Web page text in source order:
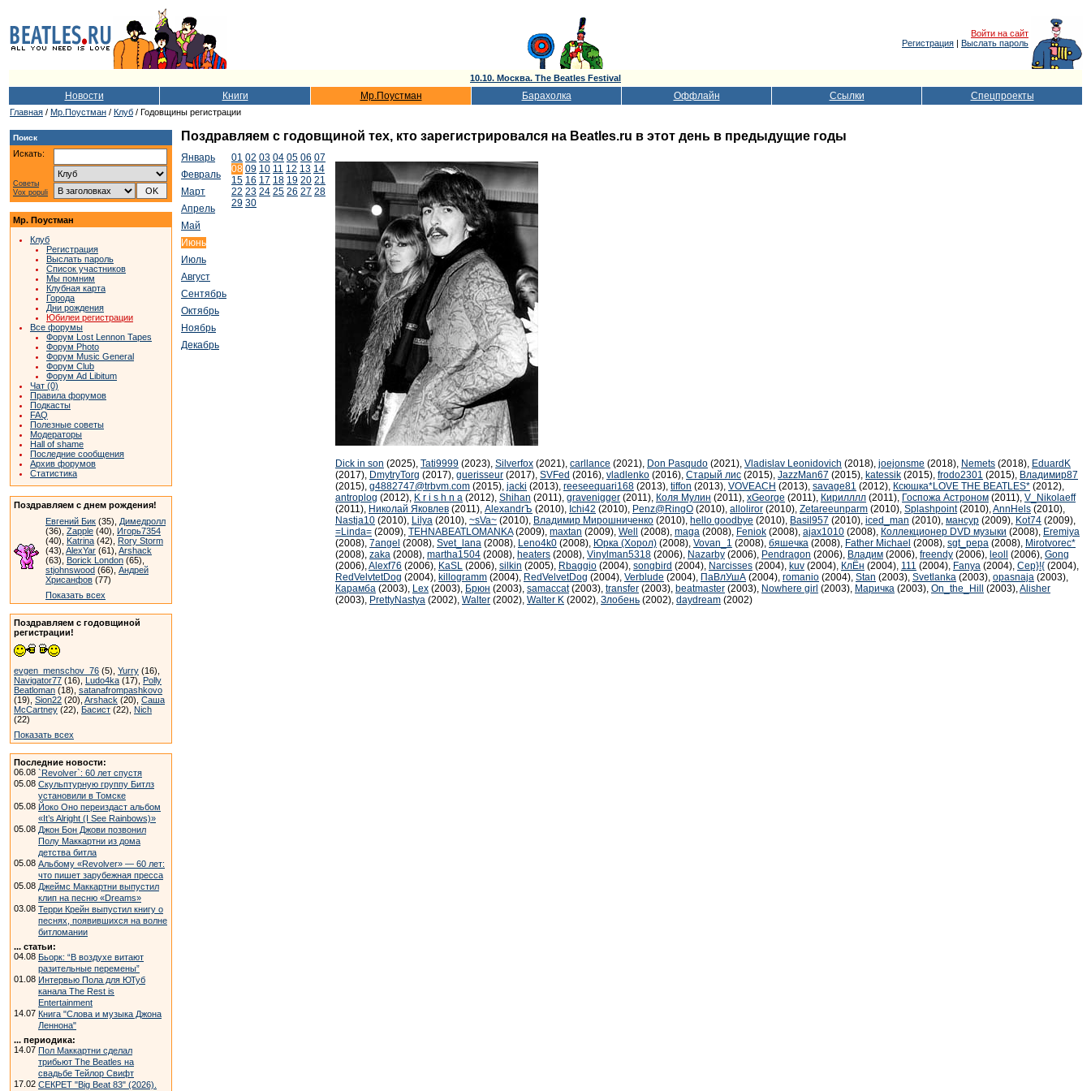
Войти на сайт
Регистрация | Выслать пароль
10.10. Москва. The Beatles Festival
Новости Книги Мр.Поустман Барахолка Оффлайн Ссылки Спецпроекты
Главная / Мр.Поустман / Клуб / Годовщины регистрации
Поиск
Искать:
Советы
Vox populi
Мр. Поустман
Клуб
Регистрация
Выслать пароль
Список участников
Мы помним
Клубная карта
Города
Дни рождения
Юбилеи регистрации
Все форумы
Форум Lost Lennon Tapes
Форум Photo
Форум Music General
Форум Club
Форум Ad Libitum
Чат (0)
Правила форумов
Подкасты
FAQ
Полезные советы
Модераторы
Hall of shame
Последние сообщения
Архив форумов
Статистика
Поздравляем с днем рождения!
Евгений Бик (35), Димедролл
(36), Zapple (40), Игорь7354
(40), Katrina (42), Rory Storm
(43), AlexYar (61), Arshack
(63), Borick London (65),
stjohnswood (66), Андрей
Хрисанфов (77)
Показать всех
Поздравляем с годовщиной
регистрации!
evgen_menschov_76 (5), Yurry (16),
Navigator77 (16), Ludo4ka (17), Polly
Beatloman (18), satanafrompashkovo
(19), Sion22 (20), Arshack (20), Саша
McCartney (22), Басист (22), Nich
(22)
Показать всех
Последние новости:
06.08 `Revolver`: 60 лет спустя
05.08 Скульптурную группу Битлз
установили в Томске
05.08 Йоко Оно переиздаст альбом
«It’s Alright (I See Rainbows)»
05.08 Джон Бон Джови позвонил
Полу Маккартни из дома
детства битла
05.08 Альбому «Revolver» — 60 лет:
что пишет зарубежная пресса
05.08 Джеймс Маккартни выпустил
клип на песню «Dreams»
03.08 Терри Крейн выпустил книгу о
песнях, появившихся на волне
битломании
... статьи:
04.08 Бьорк: “В воздухе витают
разительные перемены”
01.08 Интервью Пола для ЮТуб
канала The Rest is
Entertainment
14.07 Книга "Слова и музыка Джона
Леннона"
... периодика:
14.07 Пол Маккартни сделал
трибьют The Beatles на
свадьбе Тейлор Свифт
17.02 СЕКРЕТ "Big Beat 83" (2026).
Поздравляем с годовщиной тех, кто зарегистрировался на Beatles.ru в этот день в предыдущие годы
Январь
Февраль
Март
Апрель
Май
Июнь
Июль
Август
Сентябрь
Октябрь
Ноябрь
Декабрь
01 02 03 04 05 06 07
08 09 10 11 12 13 14
15 16 17 18 19 20 21
22 23 24 25 26 27 28
29 30
Dick in son (2025), Tati9999 (2023), Silverfox (2021), carllance (2021), Don Pasqudo (2021), Vladislav Leonidovich (2018), joejonsme (2018), Nemets (2018), EduardK
(2017), DmytryTorg (2017), guerisseur (2017), SVFed (2016), vladlenko (2016), Старый лис (2015), JazzMan67 (2015), katessik (2015), frodo2301 (2015), Владимир87
(2015), g4882747@trbvm.com (2015), jacki (2013), reeseequari168 (2013), tiffon (2013), VOVEACH (2013), savage81 (2012), Ксюшка*LOVE THE BEATLES* (2012),
antroplog (2012), K r i s h n a (2012), Shihan (2011), gravenigger (2011), Коля Мулин (2011), xGeorge (2011), Кирилллл (2011), Госпожа Астроном (2011), V_Nikolaeff
(2011), Николай Яковлев (2011), AlexandrЪ (2010), Ichi42 (2010), Penz@RingO (2010), alloliror (2010), Zetareeunparm (2010), Splashpoint(2010),AnnHels (2010),
Nastja10 (2010), Lilya (2010), ~sVa~ (2010), Владимир Мирошниченко (2010), hello goodbye (2010), Basil957 (2010), iced_man (2010), мансур (2009), Kot74 (2009),
=Linda= (2009), TEHNABEATLOMANKA(2009), maxtan (2009), Well (2008), maga (2008), Feniok (2008), ajax1010 (2008), Коллекционер DVD музыки (2008), Eremiya
(2008), 7angel (2008), Svet_lana (2008), Leno4k0 (2008), Юрка (Хорол) (2008), Vovan_1 (2008), бяшечка (2008), Father Michael (2008), sgt_pepa (2008), Mirotvorec*
(2008), zaka (2008), martha1504 (2008), heaters (2008), Vinylman5318 (2006), Nazarby (2006), Pendragon (2006), Владим (2006), freendy (2006), leoll (2006), Gong
(2006),Alexf76 (2006), KaSL (2006), silkin (2005), Rbaggio (2004), songbird (2004), Narcisses (2004), kuv (2004), КлЁн (2004), 111 (2004), Fanya (2004), Cep}!{ (2004),
RedVelvtetDog (2004), killogramm (2004), RedVelvetDog (2004), Verblude (2004), ПаВлУшА (2004), romanio (2004), Stan (2003), Svetlanka (2003), opasnaja (2003),
Карамба (2003), Lex (2003), Брюн (2003), samaccat(2003), transfer (2003), beatmaster (2003), Nowhere girl (2003), Маричка (2003), On_the_Hill (2003),Alisher
(2003), PrettyNastya (2002), Walter (2002), Walter K (2002), Злобень (2002), daydream (2002)